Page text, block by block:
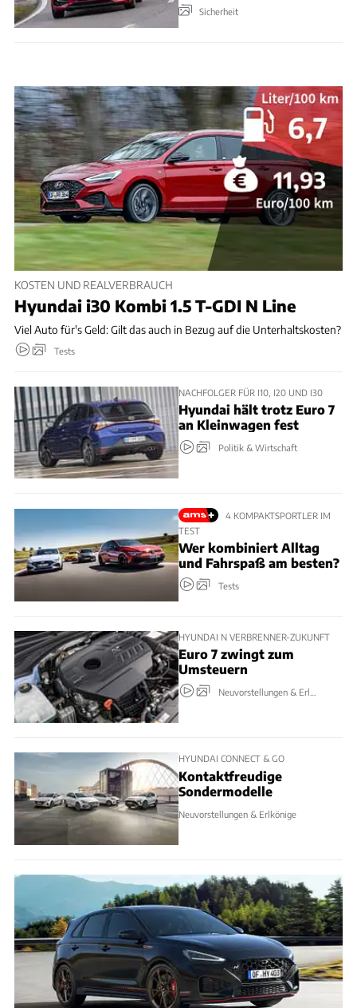
Sicherheit
KOSTEN UND REALVERBRAUCH
Hyundai i30 Kombi 1.5 T-GDI N Line
Viel Auto für's Geld: Gilt das auch in Bezug auf die Unterhaltskosten?
Tests
NACHFOLGER FÜR I10, I20 UND I30
Hyundai hält trotz Euro 7
an Kleinwagen fest
Politik & Wirtschaft
4 KOMPAKTSPORTLER IM
TEST
Wer kombiniert Alltag
und Fahrspaß am besten?
Tests
HYUNDAI N VERBRENNER-ZUKUNFT
Euro 7 zwingt zum
Umsteuern
Neuvorstellungen & Erlkönige
HYUNDAI CONNECT & GO
Kontaktfreudige
Sondermodelle
Neuvorstellungen & Erlkönige